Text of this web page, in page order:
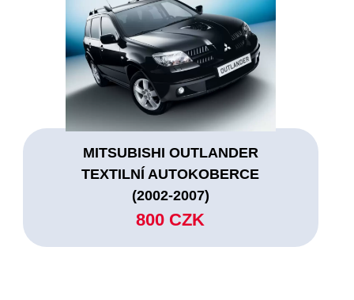
MITSUBISHI OUTLANDER
TEXTILNÍ AUTOKOBERCE
(2002-2007)
800 CZK